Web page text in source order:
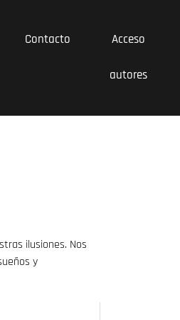
Contacto Acceso
autores
ilusiones. Nos
y